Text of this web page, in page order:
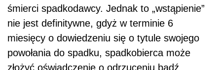
śmierci spadkodawcy. Jednak to „wstąpienie”
nie jest definitywne, gdyż w terminie 6
miesięcy o dowiedzeniu się o tytule swojego
powołania do spadku, spadkobierca może
złożyć oświadczenie o odrzuceniu bądź